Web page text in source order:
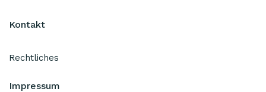
Kontakt
Rechtliches
Impressum